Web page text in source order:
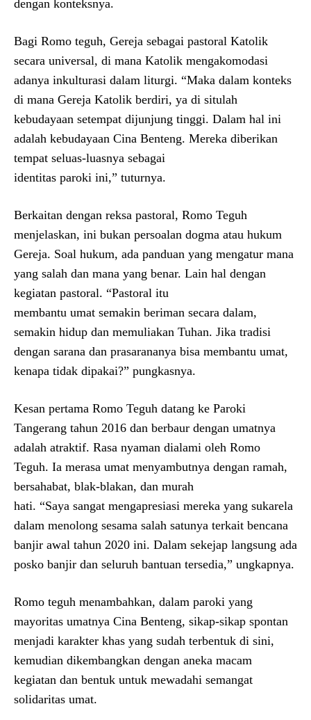
dengan konteksnya.
Bagi Romo teguh, Gereja sebagai pastoral Katolik
secara universal, di mana Katolik mengakomodasi
adanya inkulturasi dalam liturgi. “Maka dalam konteks
di mana Gereja Katolik berdiri, ya di situlah
kebudayaan setempat dijunjung tinggi. Dalam hal ini
adalah kebudayaan Cina Benteng. Mereka diberikan
tempat seluas-luasnya sebagai
identitas paroki ini,” tuturnya.
Berkaitan dengan reksa pastoral, Romo Teguh
menjelaskan, ini bukan persoalan dogma atau hukum
Gereja. Soal hukum, ada panduan yang mengatur mana
yang salah dan mana yang benar. Lain hal dengan
kegiatan pastoral. “Pastoral itu
membantu umat semakin beriman secara dalam,
semakin hidup dan memuliakan Tuhan. Jika tradisi
dengan sarana dan prasarananya bisa membantu umat,
kenapa tidak dipakai?” pungkasnya.
Kesan pertama Romo Teguh datang ke Paroki
Tangerang tahun 2016 dan berbaur dengan umatnya
adalah atraktif. Rasa nyaman dialami oleh Romo
Teguh. Ia merasa umat menyambutnya dengan ramah,
bersahabat, blak-blakan, dan murah
hati. “Saya sangat mengapresiasi mereka yang sukarela
dalam menolong sesama salah satunya terkait bencana
banjir awal tahun 2020 ini. Dalam sekejap langsung ada
posko banjir dan seluruh bantuan tersedia,” ungkapnya.
Romo teguh menambahkan, dalam paroki yang
mayoritas umatnya Cina Benteng, sikap-sikap spontan
menjadi karakter khas yang sudah terbentuk di sini,
kemudian dikembangkan dengan aneka macam
kegiatan dan bentuk untuk mewadahi semangat
solidaritas umat.